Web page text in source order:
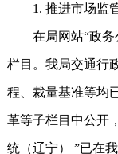
1. 推进市场监
在局网站“政务
栏目。我局交通行
程、裁量基准等均
革等子栏目中公开
统（辽宁） ”已在